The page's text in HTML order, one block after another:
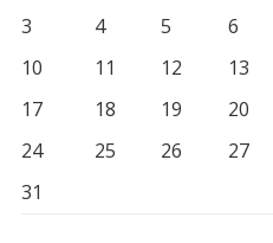
3
4 5 6
10
11 12 13
17
18 19 20
24
25 26 27
31